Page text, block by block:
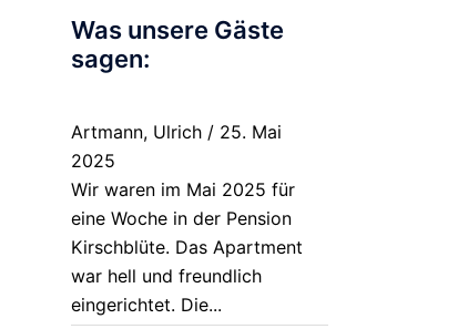
Was unsere Gäste
sagen:
Artmann, Ulrich/ 25. Mai
2025
Wir waren im Mai 2025 für
eine Woche in der Pension
Kirschblüte. Das Apartment
war hell und freundlich
eingerichtet. Die...